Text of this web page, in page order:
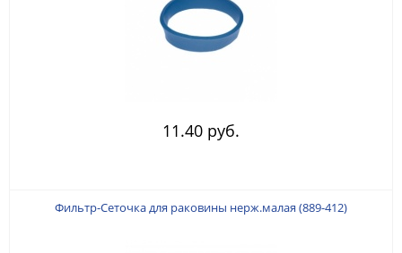
11.40 руб.
Фильтр-Сеточка для раковины нерж.малая (889-412)